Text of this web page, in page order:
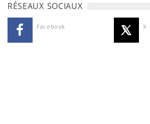
RÉSEAUX SOCIAUX
Facebook X